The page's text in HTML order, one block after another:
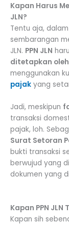
Kapan Harus
JLN?
Tentu aja,
sembarangan
JLN. PPN JLN
ditetapkan
menggunakan
pajak yang
Jadi, meskipun
transaksi
pajak, loh.
Surat Setoran
bukti transaksi
berwujud yang
dokumen yang
Kapan PPN JLN
Kapan sih